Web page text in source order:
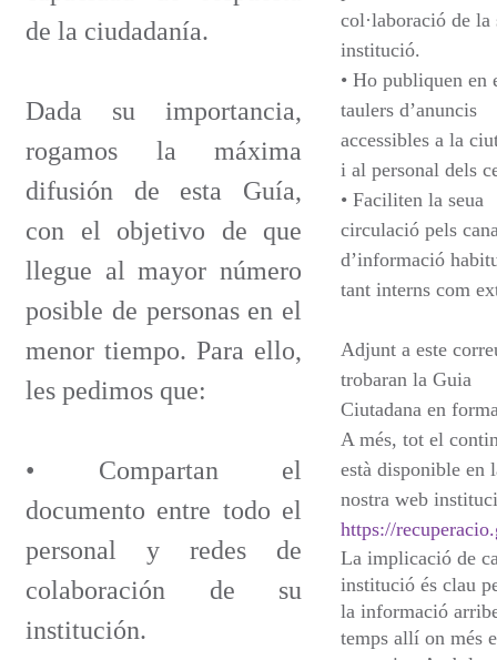
de la ciudadanía.
Dada su importancia,
rogamos la máxima
difusión de esta Guía,
con el objetivo de que
llegue al mayor número
posible de personas en el
menor tiempo. Para ello,
les pedimos que:
• Compartan el
documento entre todo el
personal y redes de
colaboración de su
institución.
col·laboració de la
institució.
• Ho publiquen en
taulers d’anuncis
accessibles a la
i al personal dels
• Faciliten la seua
circulació pels
d’informació
tant interns com
Adjunt a este
trobaran la Guia
Ciutadana en
A més, tot el
està disponible en
nostra web
https://
La implicació de
institució és clau
la informació
temps allí on més